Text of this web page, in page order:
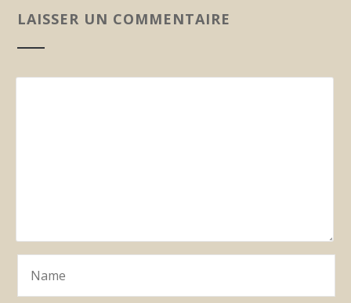
LAISSER UN COMMENTAIRE